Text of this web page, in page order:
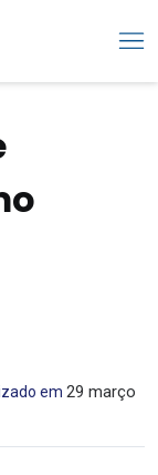
em29 março